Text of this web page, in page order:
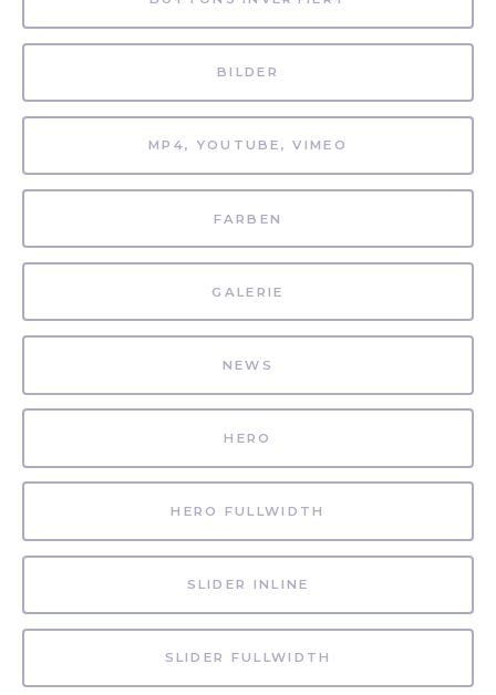
BILDER
MP4, YOUTUBE, VIMEO
FARBEN
GALERIE
NEWS
HERO
HERO FULLWIDTH
SLIDER INLINE
SLIDER FULLWIDTH